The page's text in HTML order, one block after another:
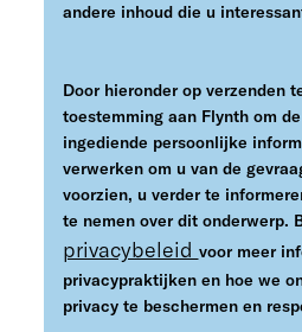
andere inhoud die u
Door hieronder op verzenden
toestemming aan Flynth om
ingediende persoonlijke
verwerken om u van de
voorzien, u verder te
te nemen over dit onderwerp.
privacybeleid voor meer
privacypraktijken en hoe we
privacy te beschermen en